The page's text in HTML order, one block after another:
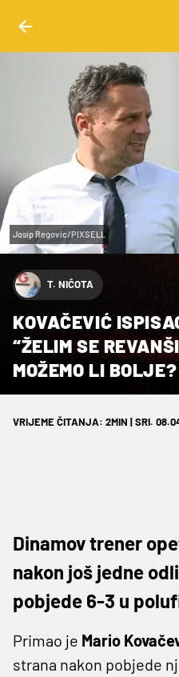
Josip Regovic/PIXSELL
T. NIČOTA
KOVAČEVIĆ
“ŽELIM SE
MOŽEMO LI
VRIJEME ČITANJA: 2MIN | SRI.
Dinamov trener
nakon još jedne
pobjede 6-3 u
Primao je Mario
strana nakon pobjede